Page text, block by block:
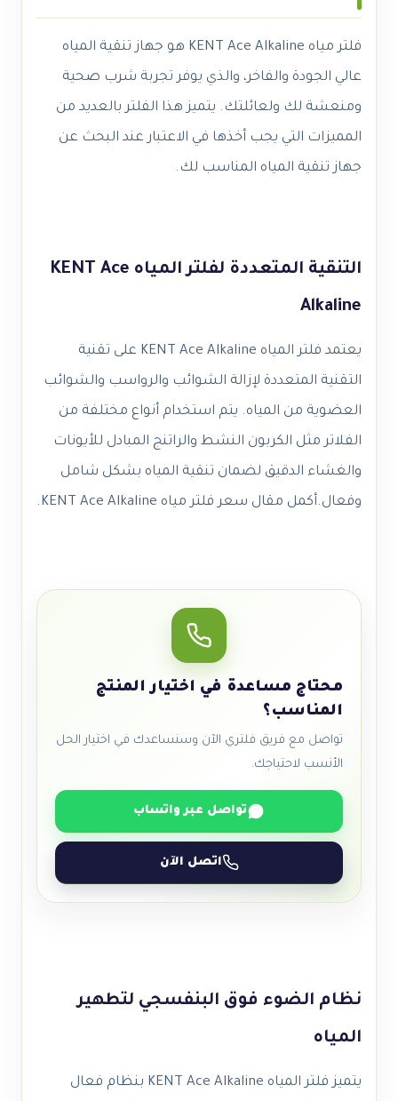
فلتر مياه KENT Ace Alkaline هو جهاز تنقية المياه
عالي الجودة والفاخر، والذي يوفر تجربة شرب صحية
ومنعشة لك ولعائلتك. يتميز هذا الفلتر بالعديد من
المميزات التي يجب أخذها في الاعتبار عند البحث عن
جهاز تنقية المياه المناسب لك.
التنقية المتعددة لفلتر المياه KENT Ace
Alkaline
يعتمد فلتر المياه KENT Ace Alkaline على تقنية
التقنية المتعددة لإزالة الشوائب والرواسب والشوائب
العضوية من المياه. يتم استخدام أنواع مختلفة من
الفلاتر مثل الكربون النشط والراتنج المبادل للأيونات
والغشاء الدقيق لضمان تنقية المياه بشكل شامل
وفعال.أكمل مقال سعر فلتر مياه KENT Ace Alkaline.
محتاج مساعدة في اختيار المنتج
المناسب؟
تواصل مع فريق فلتري الآن وسنساعدك في اختيار الحل
الأنسب لاحتياجك.
تواصل عبر واتساب
اتصل الآن
نظام الضوء فوق البنفسجي لتطهير
المياه
يتميز فلتر المياه KENT Ace Alkaline بنظام فعال